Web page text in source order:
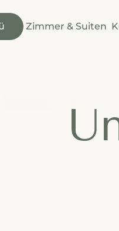
Zimmer & Suiten